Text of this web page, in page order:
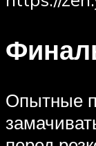
Опытные